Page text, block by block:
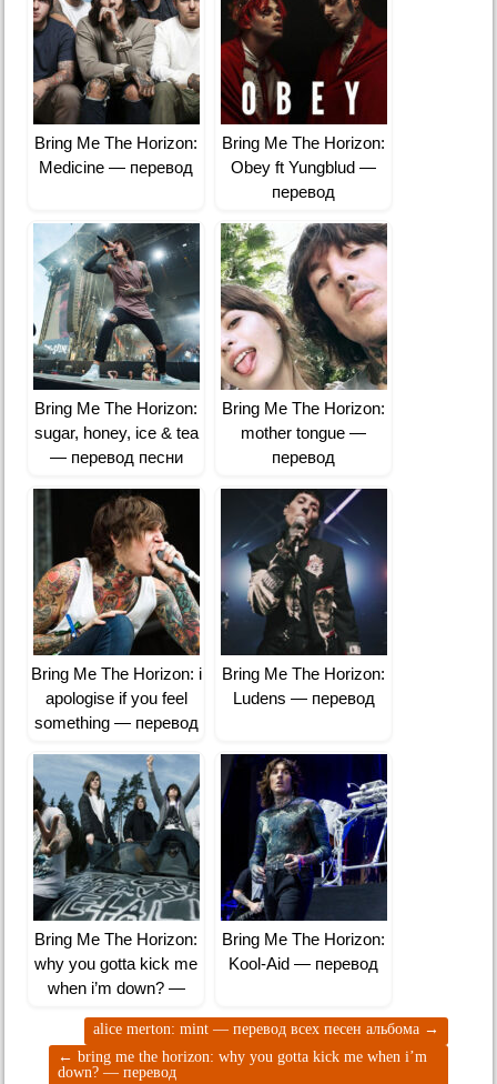
Bring Me The Horizon:
Medicine — перевод
Bring Me The Horizon:
Obey ft Yungblud —
перевод
Bring Me The Horizon:
sugar, honey, ice & tea
— перевод песни
Bring Me The Horizon:
mother tongue —
перевод
Bring Me The Horizon: ​i
apologise if you feel
something — перевод
Bring Me The Horizon:
Ludens — перевод
Bring Me The Horizon:
why you gotta kick me
when i’m down? —
Bring Me The Horizon:
Kool-Aid — перевод
alice merton: mint — перевод всех песен альбома →
← bring me the horizon: why you gotta kick me when i’m
down? — перевод